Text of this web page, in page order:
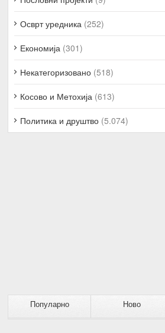
Осврт уредника (252)
Економија (301)
Некатегоризовано (518)
Косово и Метохија (613)
Политика и друштво (5.074)
Популарно Ново